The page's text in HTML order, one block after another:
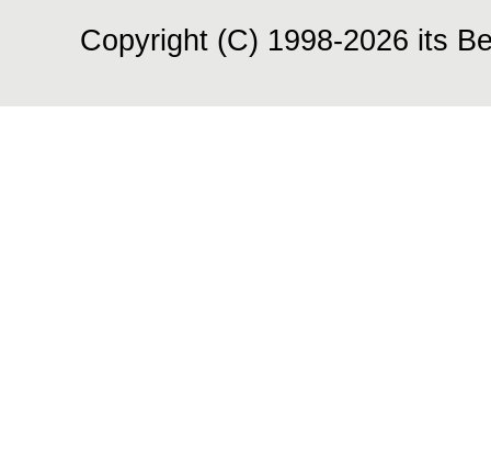
Copyright (C) 1998-2026 its